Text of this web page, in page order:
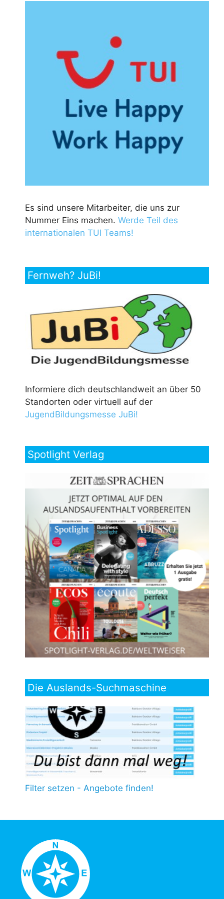
Es sind unsere Mitarbeiter, die uns zur
Nummer Eins machen. Werde Teil des
internationalen TUI Teams!
Fernweh? JuBi!
Informiere dich deutschlandweit an über 50
Standorten oder virtuell auf der
JugendBildungsmesse JuBi!
Spotlight Verlag
Die Auslands-Suchmaschine
Filter setzen - Angebote finden!